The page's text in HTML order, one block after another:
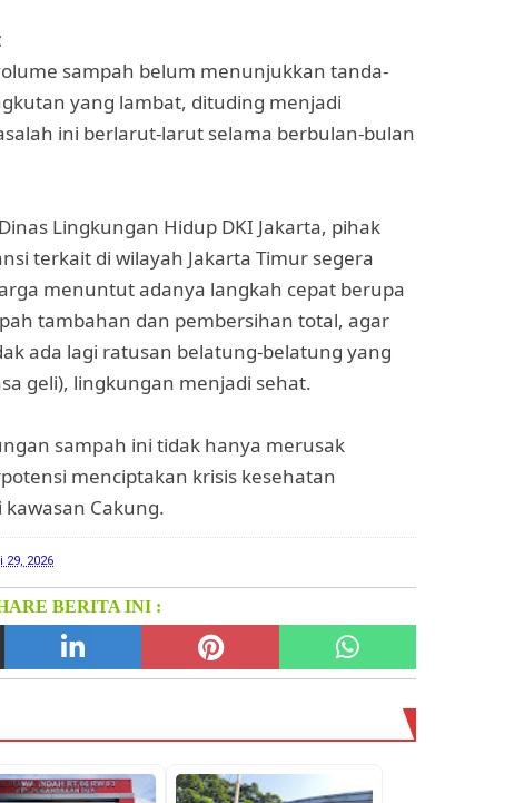
sampah belum menunjukkan tanda-
yang lambat, dituding menjadi
ini berlarut-larut selama berbulan-bulan
Lingkungan Hidup DKI Jakarta, pihak
terkait di wilayah Jakarta Timur segera
menuntut adanya langkah cepat berupa
tambahan dan pembersihan total, agar
ada lagi ratusan belatung-belatung yang
geli), lingkungan menjadi sehat.
sampah ini tidak hanya merusak
menciptakan krisis kesehatan
Cakung.
29, 2026
BERITA INI :